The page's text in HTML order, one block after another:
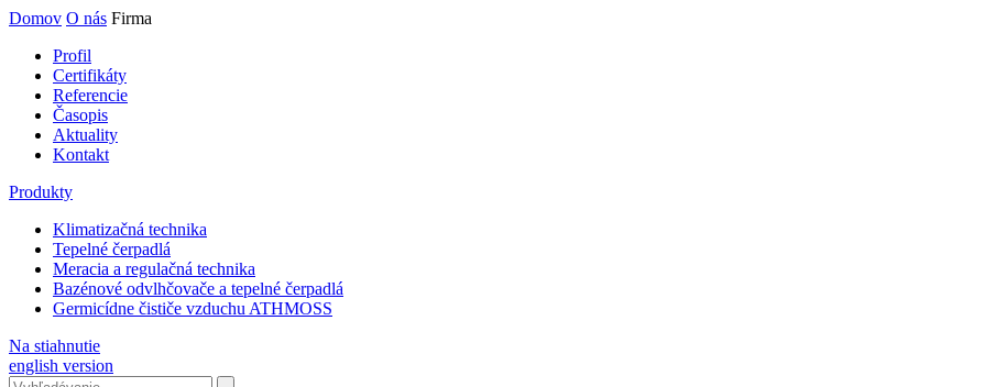
Domov O nás Firma
Profil
Certifikáty
Referencie
Časopis
Aktuality
Kontakt
Produkty
Klimatizačná technika
Tepelné čerpadlá
Meracia a regulačná technika
Bazénové odvlhčovače a tepelné čerpadlá
Germicídne čističe vzduchu ATHMOSS
Na stiahnutie
english version